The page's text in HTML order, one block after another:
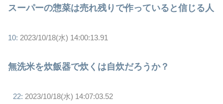
スーパーの惣菜は売れ残りで作っていると信じる人
10: 2023/10/18(水) 14:00:13.91
無洗米を炊飯器で炊くは自炊だろうか？
22: 2023/10/18(水) 14:07:03.52